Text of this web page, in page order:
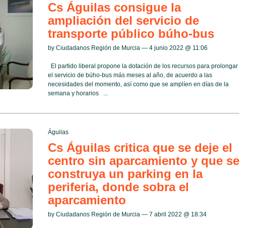
Cs Águilas consigue la
ampliación del servicio de
transporte público búho-bus
by Ciudadanos Región de Murcia — 4 junio 2022 @ 11:06
El partido liberal propone la dotación de los recursos para prolongar
el servicio de búho-bus más meses al año, de acuerdo a las
necesidades del momento, así como que se amplíen en días de la
semana y horarios ...
Águilas
Cs Águilas critica que se deje el
centro sin aparcamiento y que se
construya un parking en la
periferia, donde sobra el
aparcamiento
by Ciudadanos Región de Murcia — 7 abril 2022 @ 18:34